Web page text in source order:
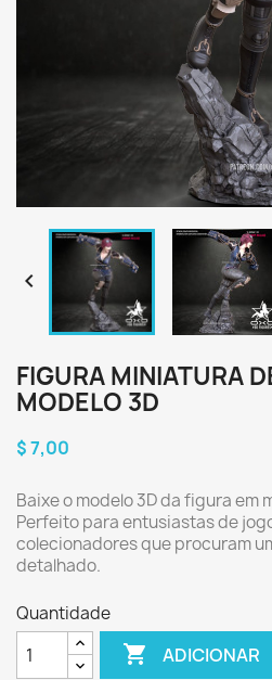

FIGURA MINIATURA
MODELO 3D
$ 7,00
Baixe o modelo 3D da figura em
Perfeito para entusiastas de
colecionadores que procuram
detalhado.
Quantidade
 ADICIONAR